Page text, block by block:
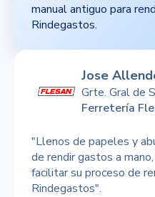
manual antiguo para
Rindegastos.
Jose
Grte. Gral de
Ferretería
"Llenos de papeles y
de rendir gastos a
facilitar su proceso de
Rindegastos".